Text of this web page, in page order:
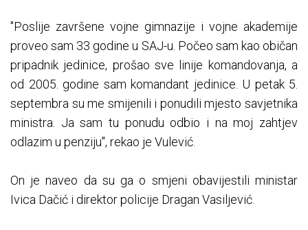
"Poslije završene vojne gimnazije i vojne akademije
proveo sam 33 godine u SAJ-u. Počeo sam kao običan
pripadnik jedinice, prošao sve linije komandovanja, a
od 2005. godine sam komandant jedinice. U petak 5.
septembra su me smijenili i ponudili mjesto savjetnika
ministra. Ja sam tu ponudu odbio i na moj zahtjev
odlazim u penziju", rekao je Vulević.
On je naveo da su ga o smjeni obavijestili ministar
Ivica Dačić i direktor policije Dragan Vasiljević.